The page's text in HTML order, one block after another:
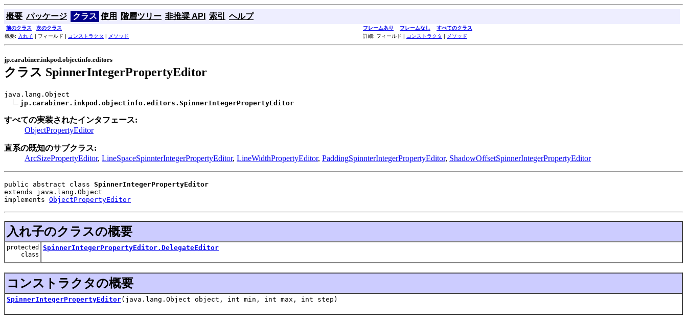
概要 パッケージ クラス 使用 階層ツリー 非推奨 API 索引 ヘルプ
前のクラス 次のクラス フレームあり フレームなし
すべてのクラス
概要: 入れ子 | フィールド | コンストラクタ | メソッド 詳細: フィールド | コンストラクタ | メソッド
jp.carabiner.inkpod.objectinfo.editors
クラス SpinnerIntegerPropertyEditor
java.lang.Object
jp.carabiner.inkpod.objectinfo.editors.SpinnerIntegerPropertyEditor
すべての実装されたインタフェース:
ObjectPropertyEditor
直系の既知のサブクラス:
ArcSizePropertyEditor, LineSpaceSpinnterIntegerPropertyEditor, LineWidthPropertyEditor, PaddingSpinnterIntegerPropertyEditor, ShadowOffsetSpinnerIntegerPropertyEditor
public abstract class SpinnerIntegerPropertyEditor
extends java.lang.Object
implements ObjectPropertyEditor
入れ子のクラスの概要
protected
class
SpinnerIntegerPropertyEditor.DelegateEditor
コンストラクタの概要
SpinnerIntegerPropertyEditor(java.lang.Object object, int min, int max, int step)